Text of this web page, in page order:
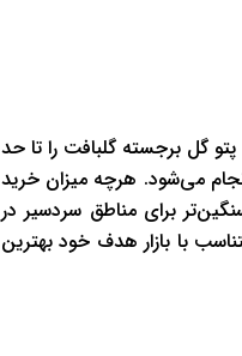
گل برجسته گلبافت را تا حد
مي‌شود. هرچه ميزان خريد
براي مناطق سردسير در
با بازار هدف خود بهترين